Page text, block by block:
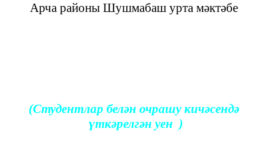
Арча районы Шушмабаш урта мәктәбе
(Студентлар белән очрашу кичәсендә
үткәрелгән уен )